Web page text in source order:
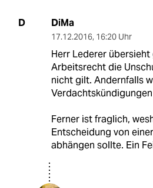
D DiMa
17.12.2016, 16:20 Uhr
Herr Lederer
Arbeitsrecht die
nicht gilt. Andernfalls
Ferner ist fraglich,
Entscheidung von
abhängen sollte. Ein